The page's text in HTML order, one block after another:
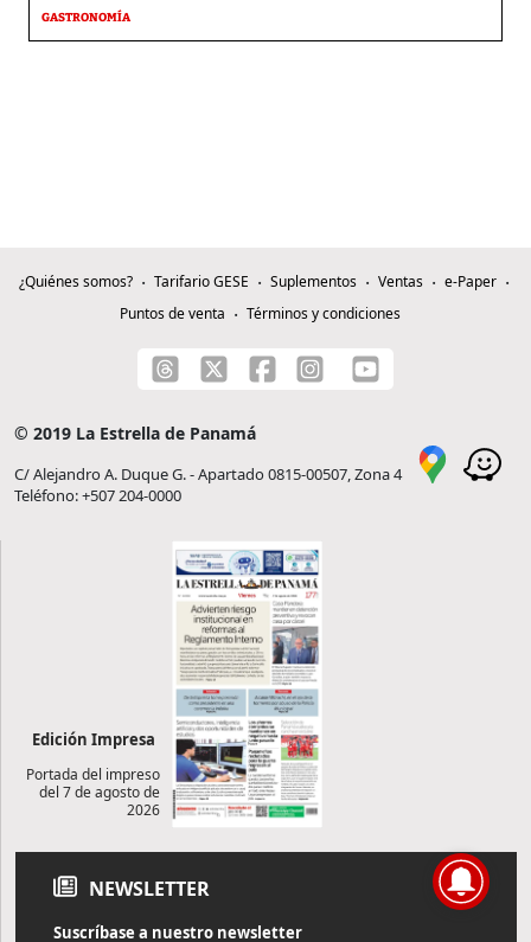
GASTRONOMÍA
¿Quiénes somos? Tarifario GESE Suplementos Ventas
e-Paper
Puntos de venta
Términos y condiciones
© 2019 La Estrella de Panamá
C/ Alejandro A. Duque G. - Apartado 0815-00507, Zona 4
Teléfono: +507 204-0000
Edición Impresa
Portada del impreso
del 7 de agosto de
2026
NEWSLETTER
Suscríbase a nuestro newsletter